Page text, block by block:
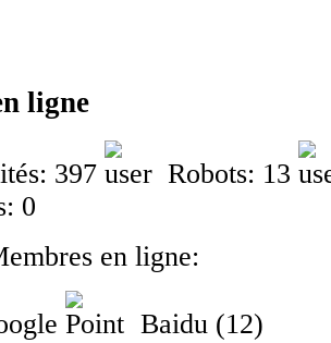
ligne
397
Robots: 13
0
en ligne:
Baidu (12)